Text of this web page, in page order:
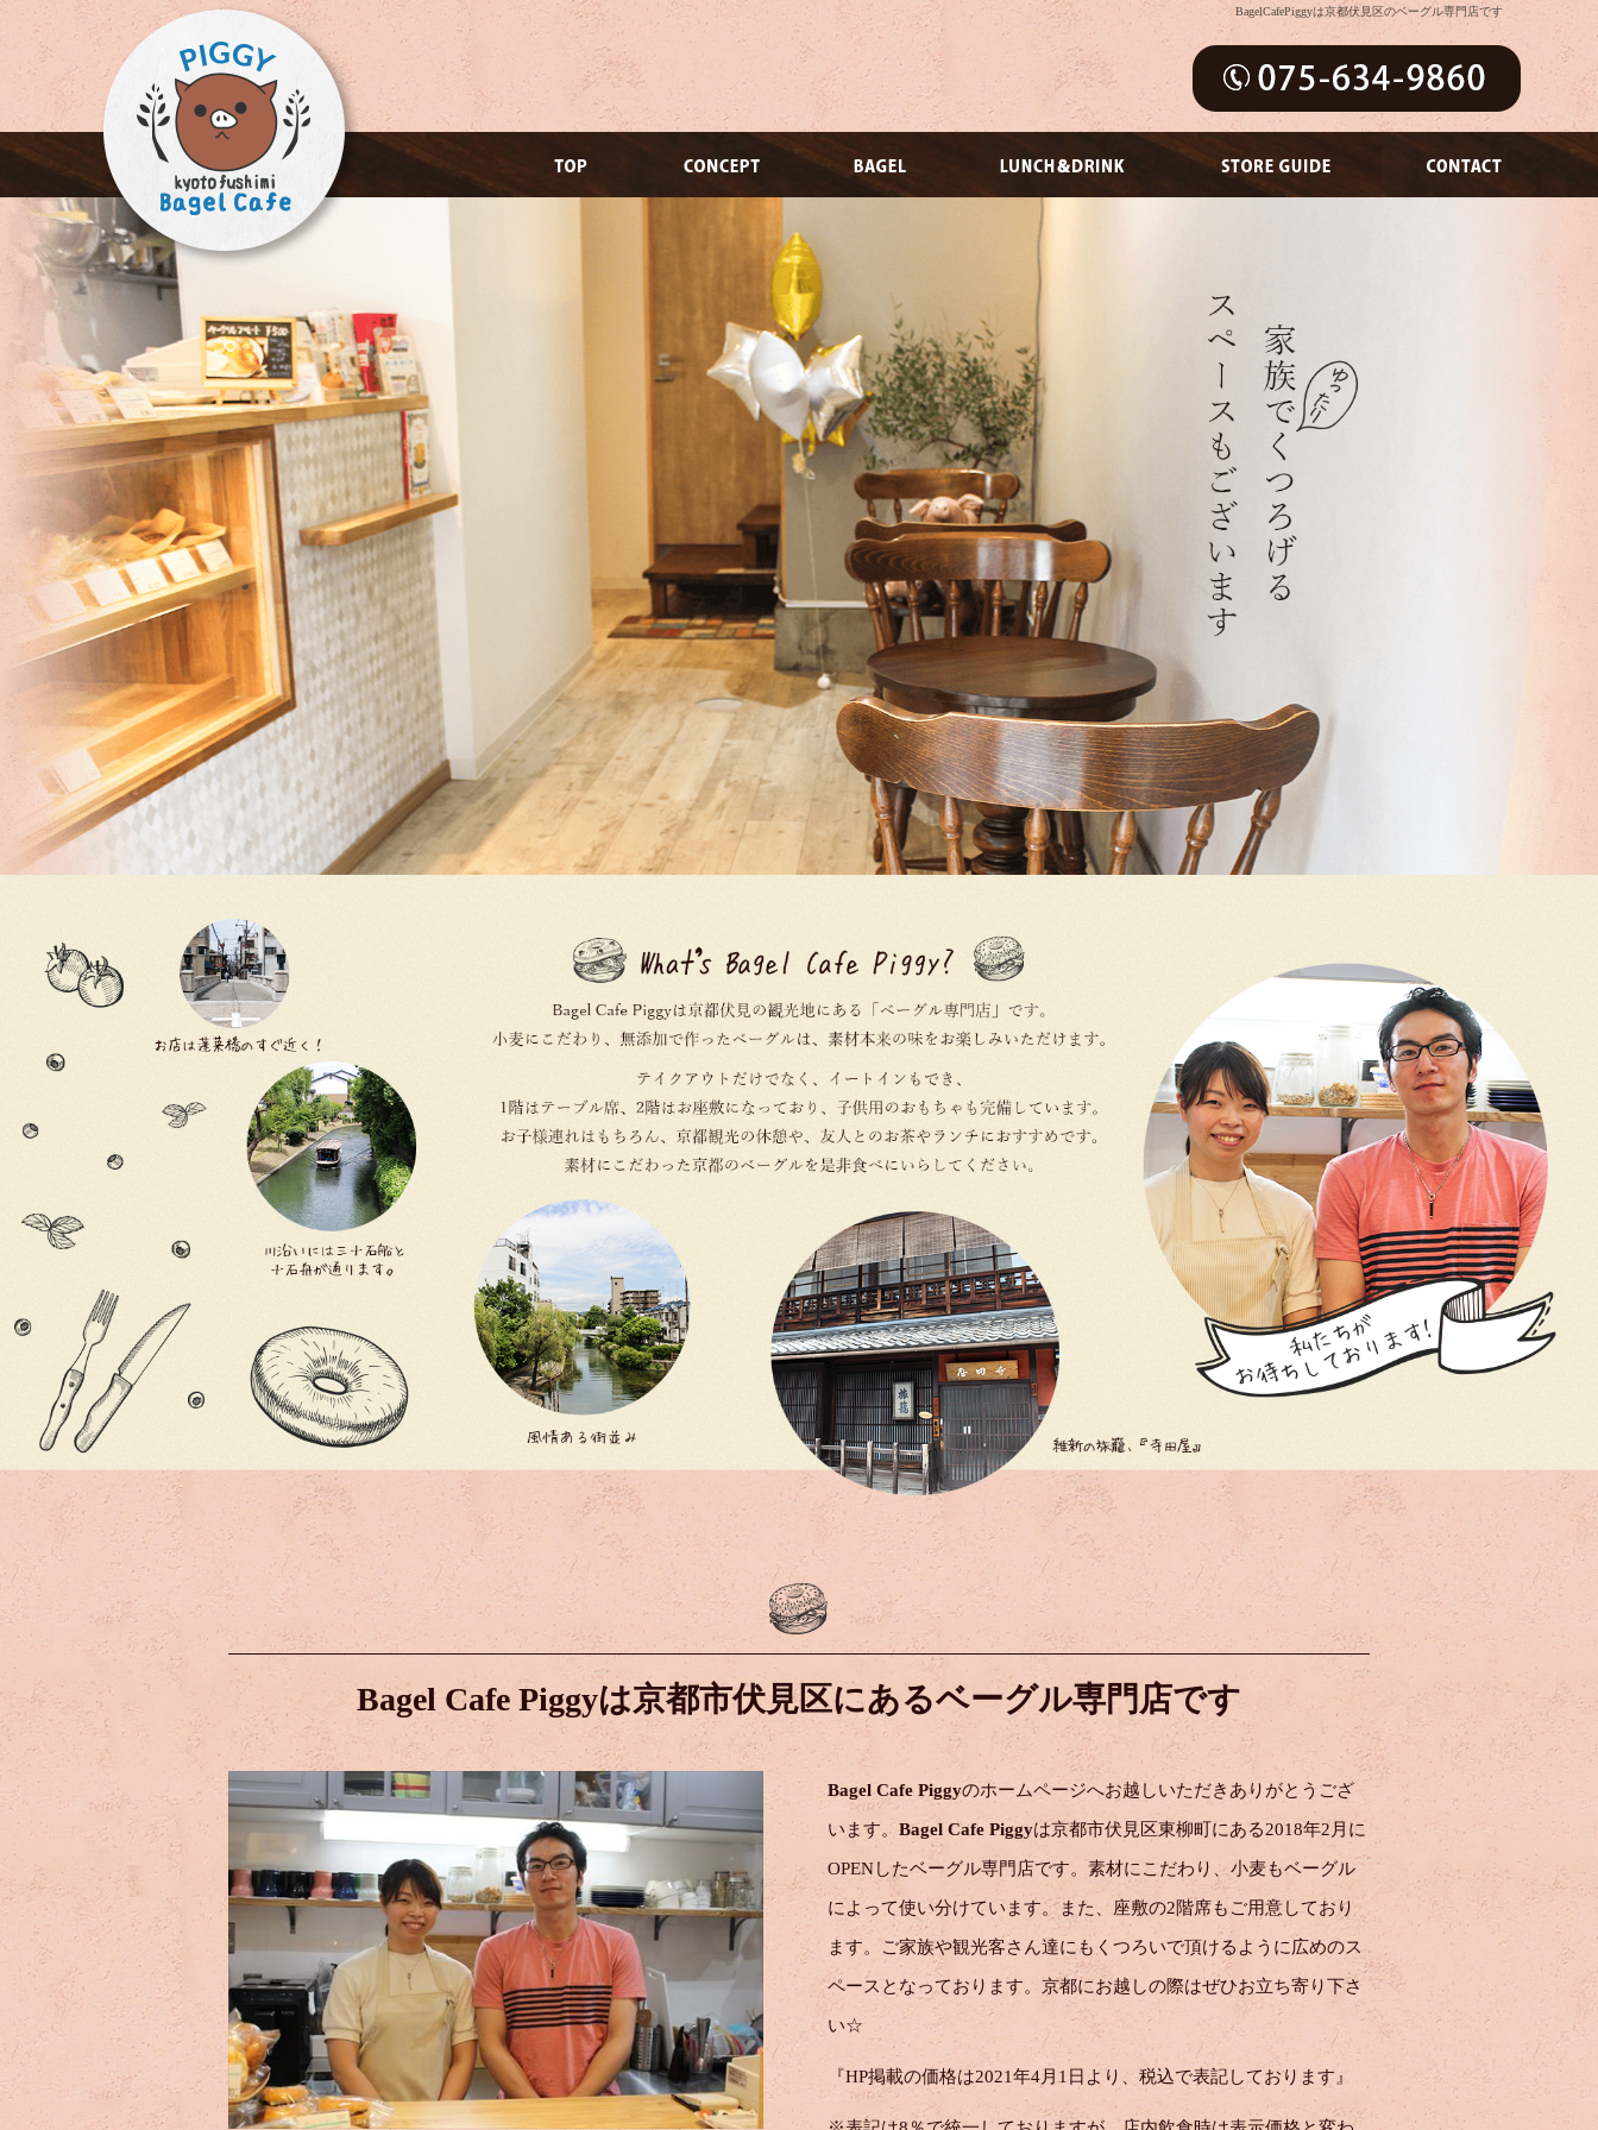
BagelCafePiggyは京都伏見区のベーグル専門店です
Bagel Cafe Piggyは京都市伏見区にあるベーグル専門店です
Bagel Cafe Piggyのホームページへお越しいただきありがとうござ
います。 Bagel Cafe Piggyは京都市伏見区東柳町にある2018年2月に
OPENしたベーグル専門店です。素材にこだわり、小麦もベーグル
によって使い分けています。また、座敷の2階席もご用意しており
ます。ご家族や観光客さん達にもくつろいで頂けるように広めのス
ペースとなっております。京都にお越しの際はぜひお立ち寄り下さ
い☆
『HP掲載の価格は2021年4月1日より、税込で表記しております』